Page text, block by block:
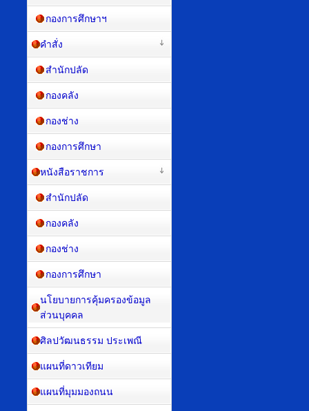
กองการศึกษาฯ
คำสั่ง
สำนักปลัด
กองคลัง
กองช่าง
กองการศึกษา
หนังสือราชการ
สำนักปลัด
กองคลัง
กองช่าง
กองการศึกษา
นโยบายการคุ้มครองข้อมูล
ส่วนบุคคล
ศิลปวัฒนธรรม ประเพณี
แผนที่ดาวเทียม
แผนที่มุมมองถนน